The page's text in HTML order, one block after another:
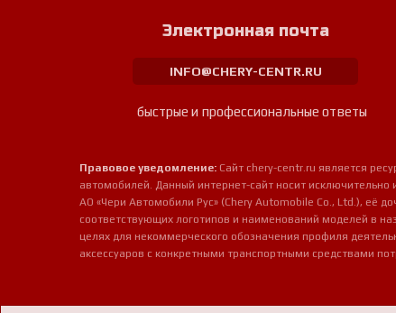
Электронная почта
INFO@CHERY-CENTR.RU
быстрые и профессиональные ответы
Правовое уведомление: Сайт chery-centr.ru является
автомобилей. Данный интернет-сайт носит
АО «Чери Автомобили Рус» (Chery Automobile Co., Ltd.), её
соответствующих логотипов и наименований моделей в
целях для некоммерческого обозначения профиля
аксессуаров с конкретными транспортными средствами